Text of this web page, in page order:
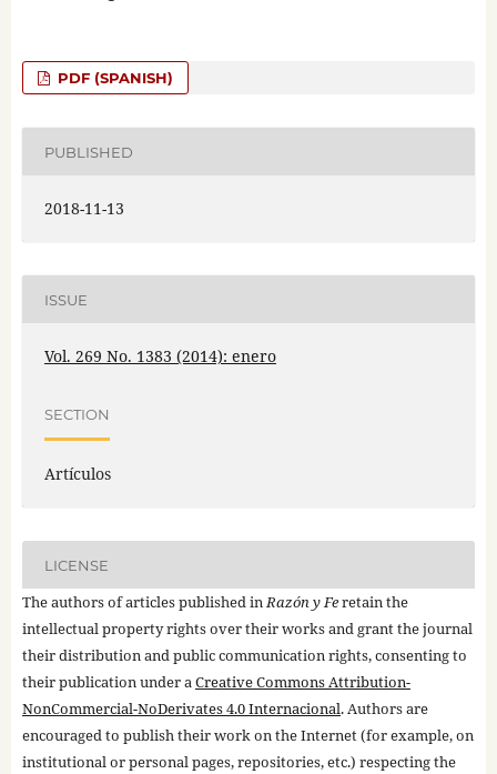
PDF (SPANISH)
PUBLISHED
2018-11-13
ISSUE
Vol. 269 No. 1383 (2014): enero
SECTION
Artículos
LICENSE
The authors of articles published inRazón y Feretain the
intellectual property rights over their works and grant the journal
their distribution and public communication rights, consenting to
their publication under aCreative Commons Attribution-
NonCommercial-NoDerivates 4.0 Internacional. Authors are
encouraged to publish their work on the Internet (for example, on
institutional or personal pages, repositories, etc.) respecting the